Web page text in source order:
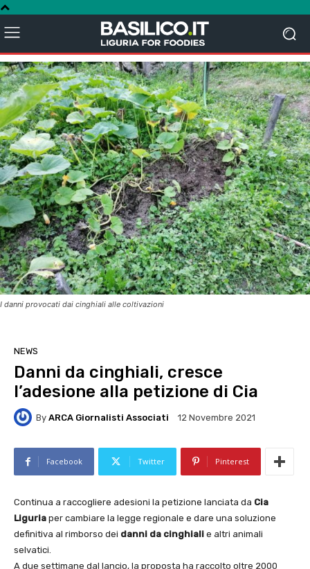
I danni provocati dai cinghiali alle coltivazioni
NEWS
Danni da cinghiali, cresce
l’adesione alla petizione di Cia
By ARCA Giornalisti Associati 12 Novembre 2021
Facebook Twitter Pinterest
Continua a raccogliere adesioni la petizione lanciata da Cia
Liguria per cambiare la legge regionale e dare una soluzione
definitiva al rimborso dei danni da cinghiali e altri animali
selvatici.
A due settimane dal lancio, la proposta ha raccolto oltre 2000